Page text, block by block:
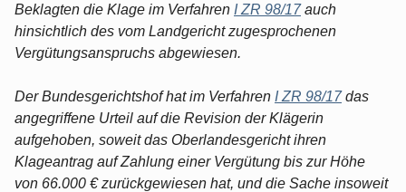
Beklagten die Klage im Verfahren I ZR 98/17auch
hinsichtlich des vom Landgericht zugesprochenen
Vergütungsanspruchs abgewiesen.
Der Bundesgerichtshof hat im Verfahren I ZR 98/17das
angegriffene Urteil auf die Revision der Klägerin
aufgehoben, soweit das Oberlandesgericht ihren
Klageantrag auf Zahlung einer Vergütung bis zur Höhe
von 66.000 € zurückgewiesen hat, und die Sache insoweit